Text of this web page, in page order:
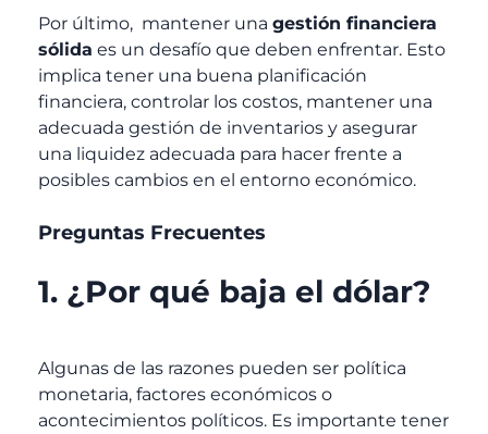
Por último, mantener una gestión financiera
sólida es un desafío que deben enfrentar. Esto
implica tener una buena planificación
financiera, controlar los costos, mantener una
adecuada gestión de inventarios y asegurar
una liquidez adecuada para hacer frente a
posibles cambios en el entorno económico.
Preguntas Frecuentes
1. ¿Por qué baja el dólar?
Algunas de las razones pueden ser política
monetaria, factores económicos o
acontecimientos políticos. Es importante tener